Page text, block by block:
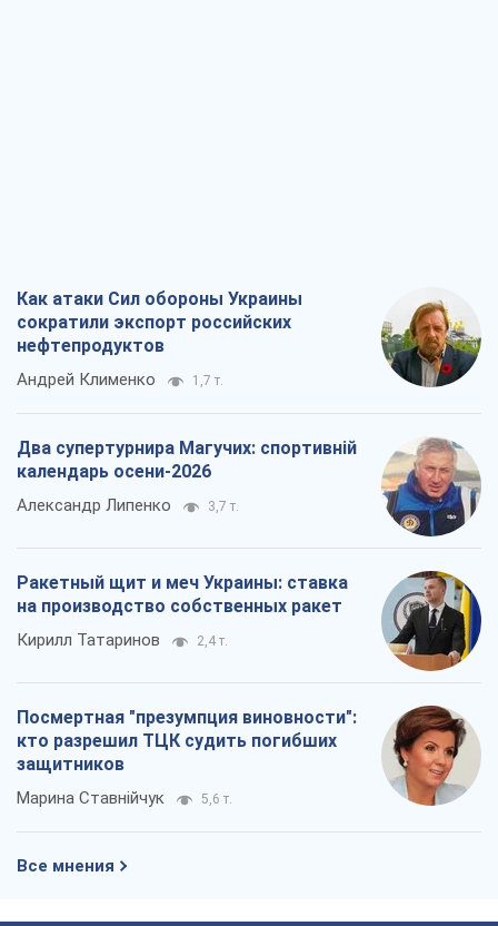
Как атаки Сил обороны Украины
сократили экспорт российских
нефтепродуктов
Андрей Клименко 1,7 т.
Два супертурнира Магучих: спортивній
календарь осени-2026
Александр Липенко 3,7 т.
Ракетный щит и меч Украины: ставка
на производство собственных ракет
Кирилл Татаринов 2,4 т.
Посмертная "презумпция виновности":
кто разрешил ТЦК судить погибших
защитников
Марина Ставнійчук 5,6 т.
Все мнения